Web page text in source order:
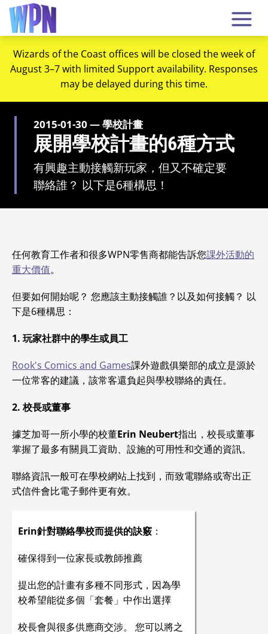
Wizards of the Coast offices will be closed the week of
August 3–7 with limited Support availability. Responses
may be delayed during this time.
2015-01-30 — 學校計畫
展開學校計畫的6種方式
有興趣主動接觸新玩家，但又不確定要
聯絡誰？ 以下是6種構思！
任何教育工作者和很多WPN零售商都能告訴您課外活動的
重大價值。
但要如何開始呢？ 您應該主動接觸誰？以及如何接觸？ 以
下是6種構思：
1. 玩家社群中的學生或員工
Rook's Comics and Games課外遊戲俱樂部的成立是源於
一位常客的建議，該常客還負起與學校聯絡的責任。
2. 校長或董事
據芝加哥一所小學的校董Erin Neubert指出，校長或董事
掌握了最多有關員工資助、設施的可用性和交通的資訊。
聯絡資訊一般可在學校網站上找到，而致電聯絡或寄出正
式信件會比電子郵件更有效。
Erin針對聯絡學校而提供的訣竅 ：
確保得到一位家長或教師推薦
提出您的計畫有多種不同形式，因為學
校希望能從多個「套餐」中作出選擇
校長會與很多供應商交涉。 您可以將之